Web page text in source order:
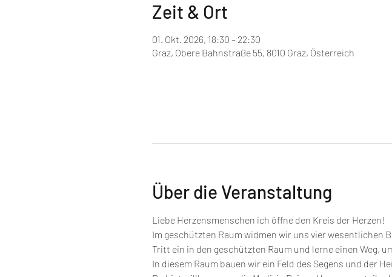
Zeit & Ort
01. Okt. 2026, 18:30 – 22:30
Graz, Obere Bahnstraße 55, 8010 Graz, Österreich
Über die Veranstaltung
Liebe Herzensmenschen ich öffne den Kreis der Herzen!
Im geschützten Raum widmen wir uns vier wesentlichen
Tritt ein in den geschützten Raum und lerne einen Weg,
In diesem Raum bauen wir ein Feld des Segens und der